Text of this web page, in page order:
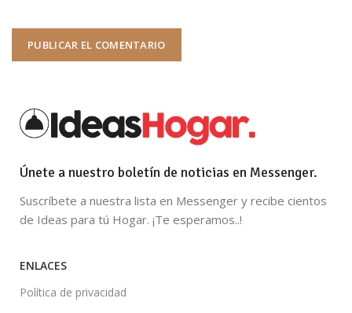
Únete a nuestro boletín de noticias en Messenger.
Suscríbete a nuestra lista en Messenger y recibe cientos
de Ideas para tú Hogar. ¡Te esperamos..!
ENLACES
Política de privacidad